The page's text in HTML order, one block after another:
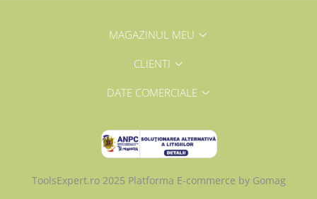
MAGAZINUL MEU
CLIENTI
DATE COMERCIALE
ToolsExpert.ro 2025 Platforma E-commerce by Gomag